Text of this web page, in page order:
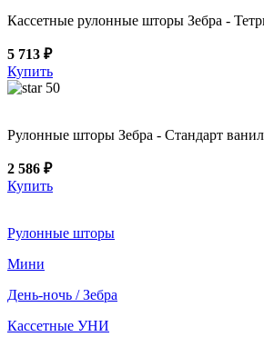
Кассетные рулонные шторы Зебра -
5 713 ₽
Купить
50
Рулонные шторы Зебра - Стандарт
2 586 ₽
Купить
Рулонные шторы
Мини
День-ночь / Зебра
Кассетные УНИ